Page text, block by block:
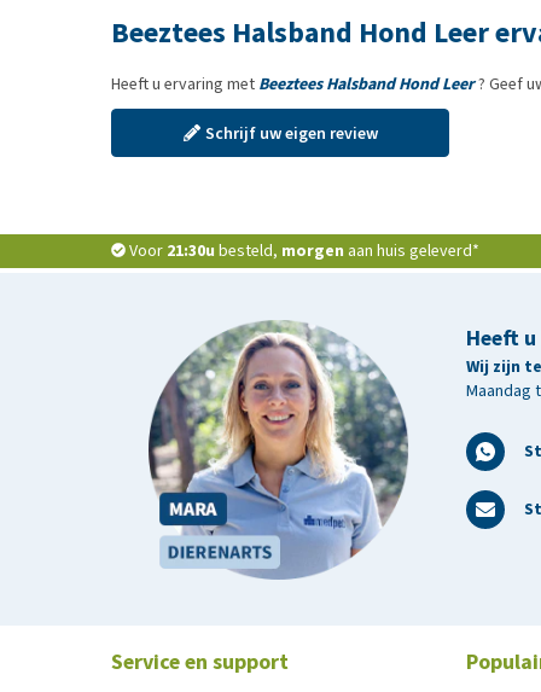
Beeztees Halsband Hond Leer
Heeft u ervaring met Beeztees Halsband Hond Leer? Geef
Schrijf uw eigen review
Voor 21:30u besteld, morgen aan huis geleverd*
Heeft
Wij zijn
Maandag
Service en support